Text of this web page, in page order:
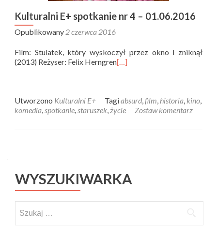
Kulturalni E+ spotkanie nr 4 – 01.06.2016
Opublikowany 2 czerwca 2016
Film: Stulatek, który wyskoczył przez okno i zniknął
(2013) Reżyser: Felix Herngren[…]
Utworzono Kulturalni E+ Tagiabsurd,film, historia, kino,
komedia,spotkanie,staruszek,życie Zostaw komentarz
WYSZUKIWARKA